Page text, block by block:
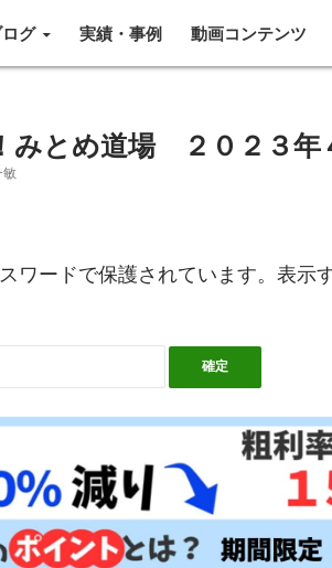
グ
実績・事例 動画コンテンツ
みとめ道場 ２０２３年
敏
ワードで保護されています。表示